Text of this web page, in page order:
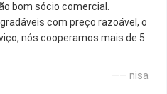
bom sócio comercial.
com preço razoável, o
nós cooperamos mais de 5
—— nisa